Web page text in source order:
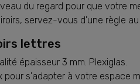
du regard pour que votre
servez-vous d'une règle
lettres
épaisseur 3 mm. Plexiglas.
pour s'adapter à votre espace